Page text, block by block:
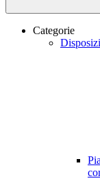
Categorie